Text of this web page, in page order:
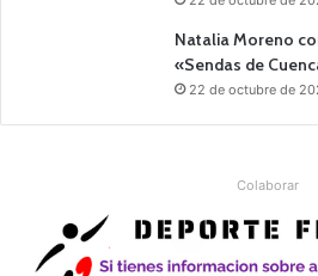
Natalia Moreno
«Sendas de
22 de octubre de
Colaborar